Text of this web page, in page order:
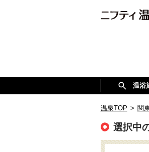
温浴
温泉TOP > 関
選択中